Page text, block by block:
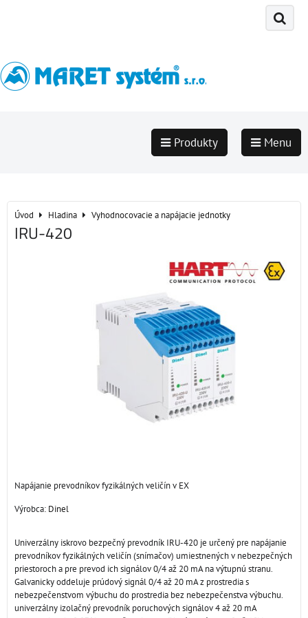
Produkty Menu
Úvod Hladina Vyhodnocovacie a napájacie jednotky
IRU-420
Napájanie prevodníkov fyzikálných veličín v EX
Výrobca: Dinel
Univerzálny iskrovo bezpečný prevodník IRU-420 je určený pre napájanie
prevodníkov fyzikálných veličín (snímačov) umiestnených v nebezpečných
priestoroch a pre prevod ich signálov 0/4 až 20 mA na výtupnú stranu.
Galvanicky oddeluje prúdový signál 0/4 až 20 mA z prostredia s
nebezpečenstvom výbuchu do prostredia bez nebezpečenstva výbuchu.
univerzálny izolačný prevodník poruchových signálov 4 až 20 mA